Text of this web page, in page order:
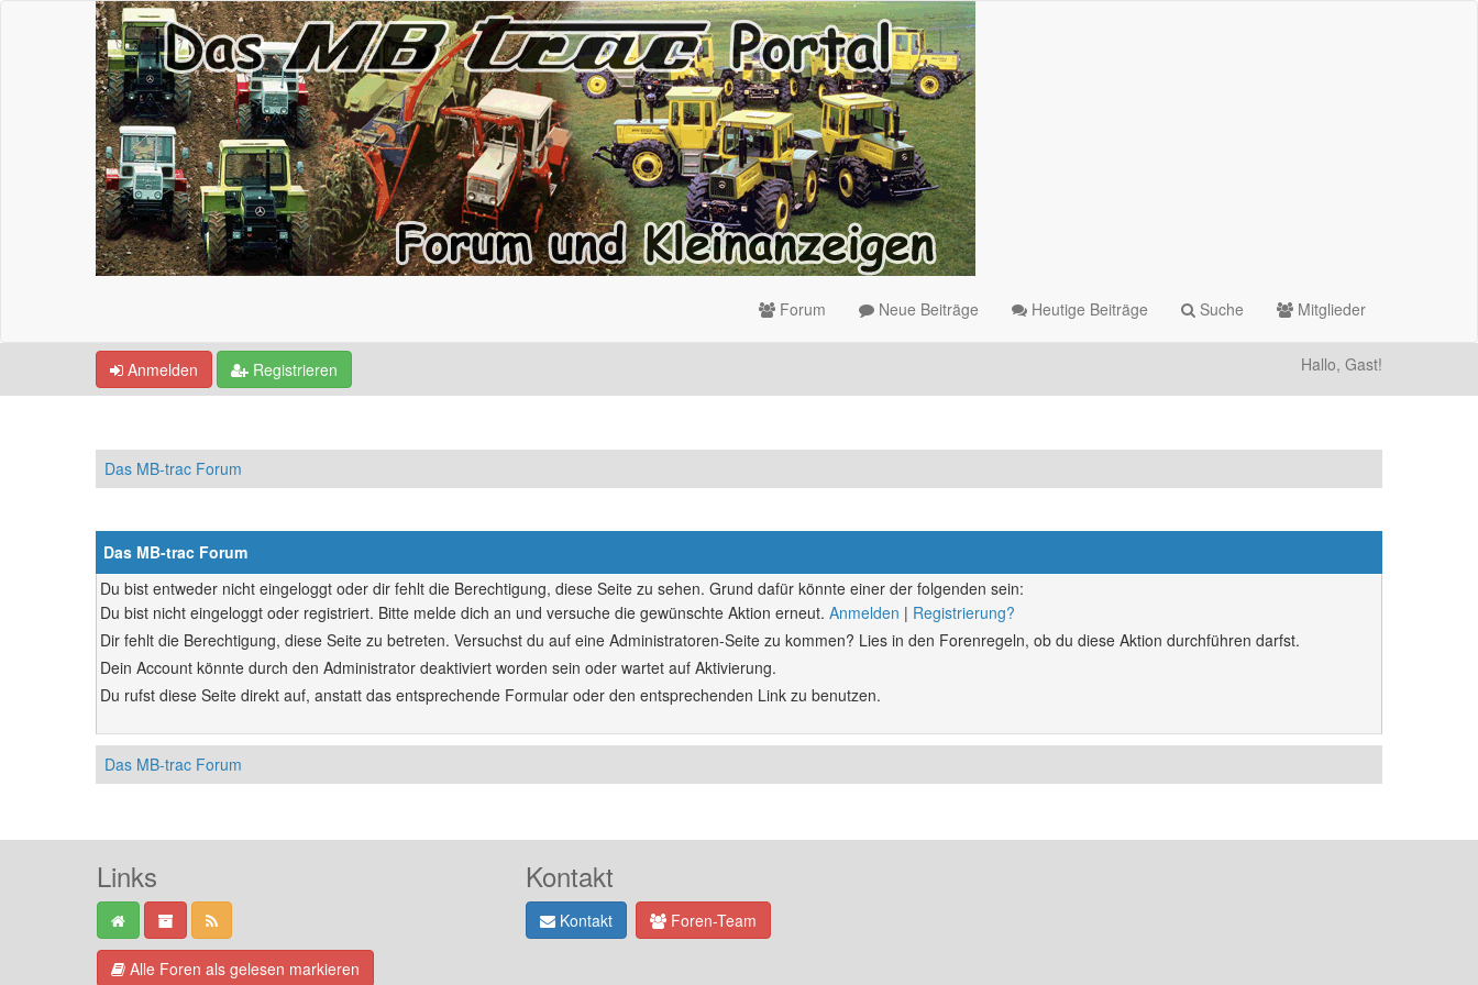
Forum Neue Beiträge Heutige Beiträge Suche Mitglieder
Anmelden Registrieren Hallo, Gast!
Das MB-trac Forum
Das MB-trac Forum
Du bist entweder nicht eingeloggt oder dir fehlt die Berechtigung, diese Seite zu sehen. Grund dafür könnte einer der folgenden sein:
Du bist nicht eingeloggt oder registriert. Bitte melde dich an und versuche die gewünschte Aktion erneut. Anmelden | Registrierung?
Dir fehlt die Berechtigung, diese Seite zu betreten. Versuchst du auf eine Administratoren-Seite zu kommen? Lies in den Forenregeln, ob du diese Aktion durchführen darfst.
Dein Account könnte durch den Administrator deaktiviert worden sein oder wartet auf Aktivierung.
Du rufst diese Seite direkt auf, anstatt das entsprechende Formular oder den entsprechenden Link zu benutzen.
Das MB-trac Forum
Links
Alle Foren als gelesen markieren
Kontakt
Kontakt Foren-Team